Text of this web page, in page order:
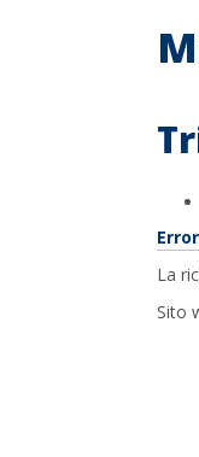
La
Sito